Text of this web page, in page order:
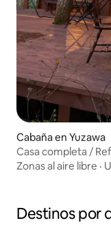
Cabaña en Yuzawa
Casa completa /
fogata y asado /
Zonas al aire libre ·
Destinos por